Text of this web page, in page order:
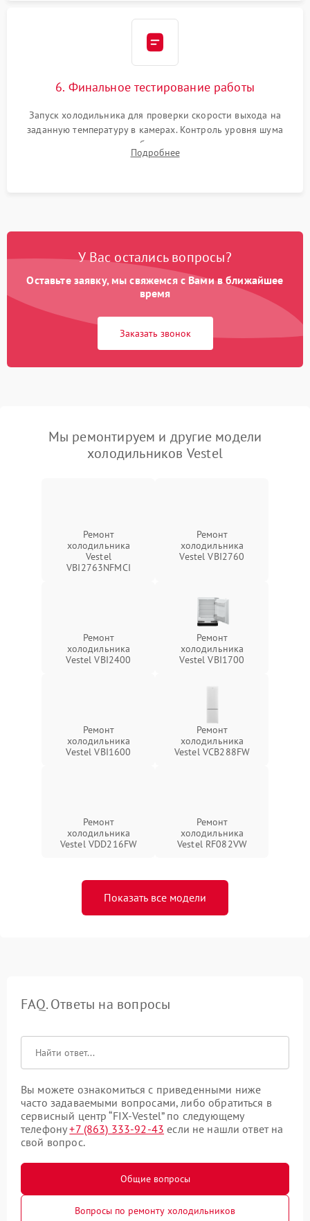
6. Финальное тестирование работы
Запуск холодильника для проверки скорости выхода на
заданную температуру в камерах. Контроль уровня шума
компрессора, отсутствия обмерзания стенок и корректного
срабатывания системы автоматической оттайки.
Подробнее
У Вас остались вопросы?
Оставьте заявку, мы свяжемся с Вами в ближайшее
время
Заказать звонок
Мы ремонтируем и другие модели
холодильников Vestel
Ремонт
холодильника
Vestel
VBI2763NFMCI
Ремонт
холодильника
Vestel VBI2760
Ремонт
холодильника
Vestel VBI2400
Ремонт
холодильника
Vestel VBI1700
Ремонт
холодильника
Vestel VBI1600
Ремонт
холодильника
Vestel VCB288FW
Ремонт
холодильника
Vestel VDD216FW
Ремонт
холодильника
Vestel RF082VW
Показать все модели
FAQ. Ответы на вопросы
Вы можете ознакомиться с приведенными ниже
часто задаваемыми вопросами, либо обратиться в
сервисный центр “FIX-Vestel” по следующему
телефону+7 (863) 333-92-43 если не нашли ответ на
свой вопрос.
Общие вопросы
Вопросы по ремонту холодильников